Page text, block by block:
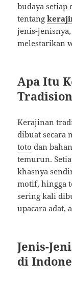
budaya setiap
tentang
jenis-
melestarikan
Apa Itu
Kerajinan
dibuat secara
toto dan
temurun.
khasnya
motif, hingga
sering kali
upacara adat,
Jenis-
di